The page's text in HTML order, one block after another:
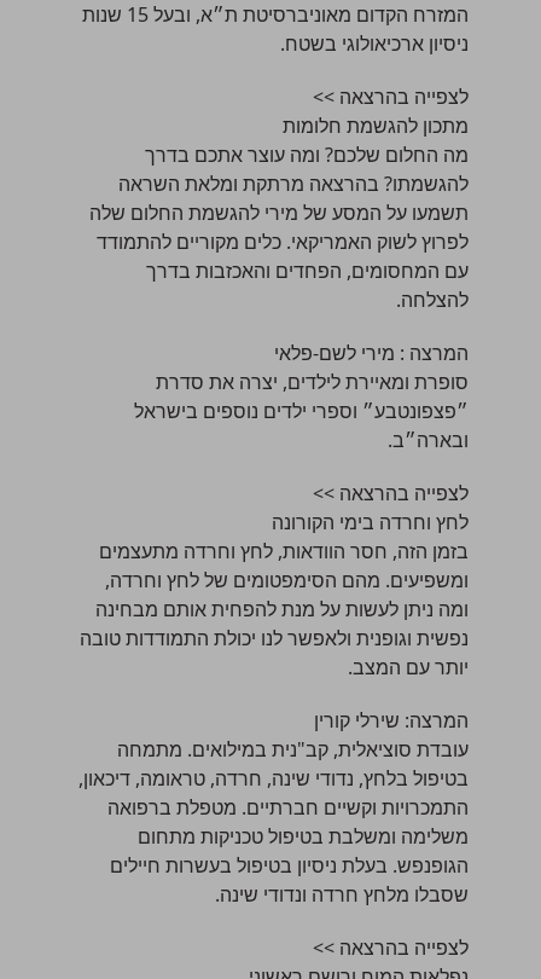
המזרח הקדום מאוניברסיטת ת״א, ובעל 15 שנות
ניסיון ארכיאולוגי בשטח.
לצפייה בהרצאה >>
מתכון להגשמת חלומות
מה החלום שלכם? ומה עוצר אתכם בדרך
להגשמתו? בהרצאה מרתקת ומלאת השראה
תשמעו על המסע של מירי להגשמת החלום שלה
לפרוץ לשוק האמריקאי. כלים מקוריים להתמודד
עם המחסומים, הפחדים והאכזבות בדרך
להצלחה.
המרצה : מירי לשם-פלאי
סופרת ומאיירת לילדים, יצרה את סדרת
״פצפונטבע״ וספרי ילדים נוספים בישראל
ובארה״ב.
לצפייה בהרצאה >>
לחץ וחרדה בימי הקורונה
בזמן הזה, חסר הוודאות, לחץ וחרדה מתעצמים
ומשפיעים. מהם הסימפטומים של לחץ וחרדה,
ומה ניתן לעשות על מנת להפחית אותם מבחינה
נפשית וגופנית ולאפשר לנו יכולת התמודדות טובה
יותר עם המצב.
המרצה: שירלי קורין
עובדת סוציאלית, קב"נית במילואים. מתמחה
בטיפול בלחץ, נדודי שינה, חרדה, טראומה, דיכאון,
התמכרויות וקשיים חברתיים. מטפלת ברפואה
משלימה ומשלבת בטיפול טכניקות מתחום
הגופנפש. בעלת ניסיון בטיפול בעשרות חיילים
שסבלו מלחץ חרדה ונדודי שינה.
לצפייה בהרצאה >>